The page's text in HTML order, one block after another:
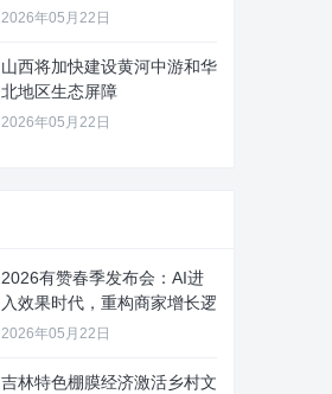
2026年05月22日
山西将加快建设黄河中游和华
北地区生态屏障
2026年05月22日
2026有赞春季发布会：AI进
入效果时代，重构商家增长逻
2026年05月22日
吉林特色棚膜经济激活乡村文